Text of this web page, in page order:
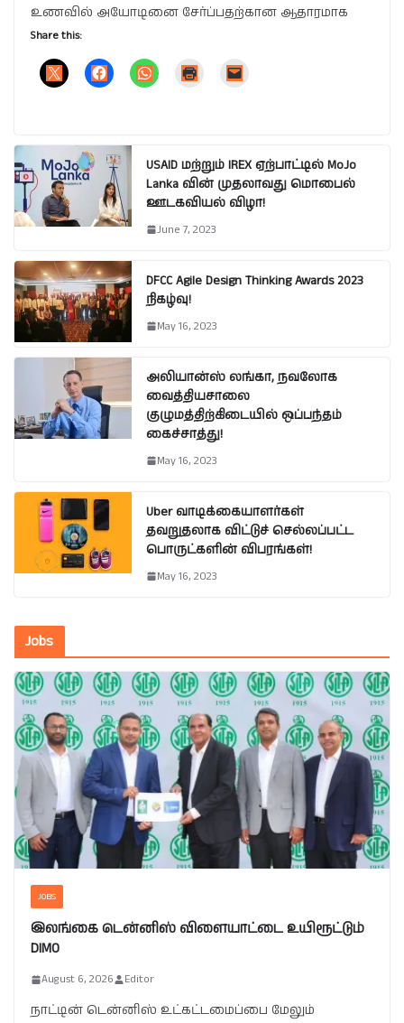
உணவில் அயோடினை சேர்ப்பதற்கான ஆதாரமாக
Share this:
USAID மற்றும் IREX ஏற்பாட்டில் MoJo
Lanka வின் முதலாவது மொபைல்
ஊடகவியல் விழா!
June 7, 2023
DFCC Agile Design Thinking Awards 2023
நிகழ்வு!
May 16, 2023
அலியான்ஸ் லங்கா, நவலோக
வைத்தியசாலை
குழுமத்திற்கிடையில் ஒப்பந்தம்
கைச்சாத்து!
May 16, 2023
Uber வாடிக்கையாளர்கள்
தவறுதலாக விட்டுச் செல்லப்பட்ட
பொருட்களின் விபரங்கள்!
May 16, 2023
Jobs
JOBS
இலங்கை டென்னிஸ் விளையாட்டை உயிரூட்டும்
DIMO
August 6, 2026 Editor
நாட்டின் டென்னிஸ் உட்கட்டமைப்பை மேலும்